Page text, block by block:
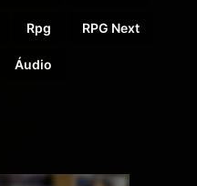
Rpg RPG Next
Áudio